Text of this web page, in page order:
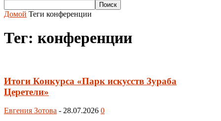
Домой Теги конференции
Тег: конференции
Итоги Конкурса «Парк искусств Зураба
Церетели»
Евгения Зотова - 28.07.2026 0